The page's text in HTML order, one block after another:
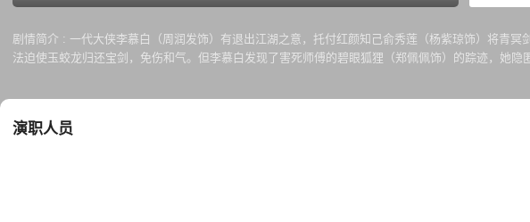
剧情简介 : 一代大侠李慕白（周润发饰）有退出江湖之意，托付红颜知己俞秀莲（杨紫琼饰）将青
法迫使玉蛟龙归还宝剑，免伤和气。但李慕白发现了害死师傅的碧眼狐狸（郑佩佩饰）的踪迹，她
演职人员